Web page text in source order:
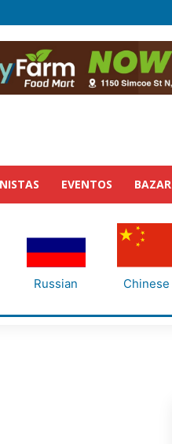
EVENTOS BAZAR
Russian Chinese